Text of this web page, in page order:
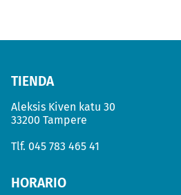
TIENDA
Aleksis Kiven katu 30
33200 Tampere
Tlf. 045 783 465 41
HORARIO